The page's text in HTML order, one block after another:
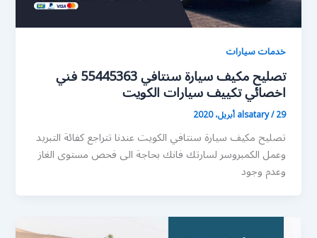
خدمات سيارات
تصليح مكيف سيارة سنتافي 55445363 فني
اخصائي تكييف سيارات الكويت
alsatary/29 أبريل، 2020
تصليح مكيف سيارة سنتافي الكويت عندنا تتراجع كفائة التبريد
وعمل الكمبروسر لسارتك فانك بحاجة الى فحص مستوى الغاز
وعدم وجود